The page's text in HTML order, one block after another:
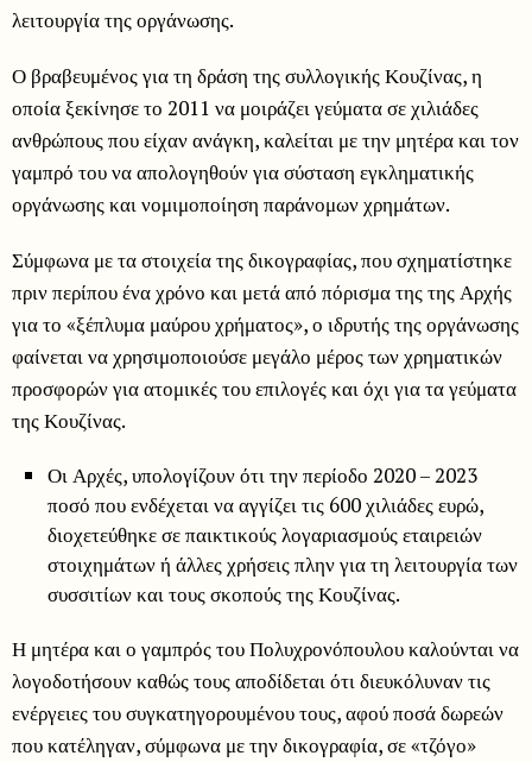
λειτουργία της οργάνωσης.
Ο βραβευμένος για τη δράση της συλλογικής Κουζίνας, η
οποία ξεκίνησε το 2011 να μοιράζει γεύματα σε χιλιάδες
ανθρώπους που είχαν ανάγκη, καλείται με την μητέρα και τον
γαμπρό του να απολογηθούν για σύσταση εγκληματικής
οργάνωσης και νομιμοποίηση παράνομων χρημάτων.
Σύμφωνα με τα στοιχεία της δικογραφίας, που σχηματίστηκε
πριν περίπου ένα χρόνο και μετά από πόρισμα της της Αρχής
για το «ξέπλυμα μαύρου χρήματος», ο ιδρυτής της οργάνωσης
φαίνεται να χρησιμοποιούσε μεγάλο μέρος των χρηματικών
προσφορών για ατομικές του επιλογές και όχι για τα γεύματα
της Κουζίνας.
Οι Αρχές, υπολογίζουν ότι την περίοδο 2020 – 2023
ποσό που ενδέχεται να αγγίζει τις 600 χιλιάδες ευρώ,
διοχετεύθηκε σε παικτικούς λογαριασμούς εταιρειών
στοιχημάτων ή άλλες χρήσεις πλην για τη λειτουργία των
συσσιτίων και τους σκοπούς της Κουζίνας.
Η μητέρα και ο γαμπρός του Πολυχρονόπουλου καλούνται να
λογοδοτήσουν καθώς τους αποδίδεται ότι διευκόλυναν τις
ενέργειες του συγκατηγορουμένου τους, αφού ποσά δωρεών
που κατέληγαν, σύμφωνα με την δικογραφία, σε «τζόγο»